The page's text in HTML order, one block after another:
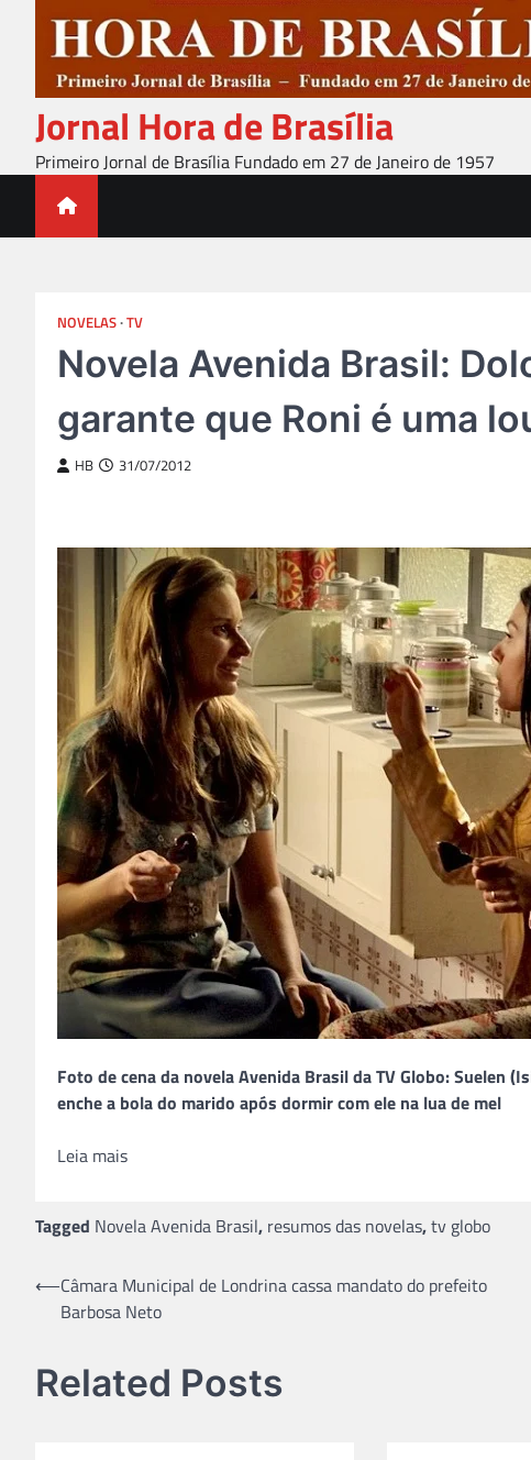
content
Jornal Hora de Brasília
Primeiro Jornal de Brasília Fundado em 27 de Janeiro de 1957
NOVELAS TV
Novela Avenida Brasil:
garante que Roni é uma
HB 31/07/2012
Foto de cena da novela Avenida Brasil da TV Globo: Suelen
enche a bola do marido após dormir com ele na lua de mel
Leia mais
Tagged Novela Avenida Brasil, resumos das novelas,tv globo
Navegação
⟵Câmara Municipal de Londrina cassa mandato do prefeito
Barbosa Neto
Related Posts